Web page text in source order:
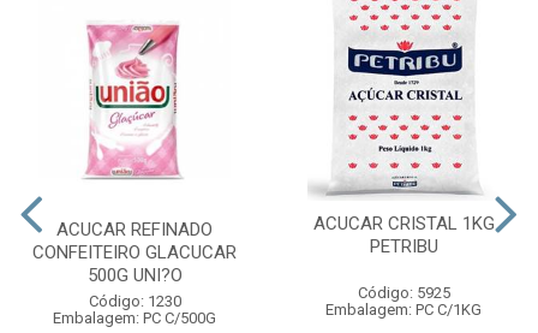
ACUCAR REFINADO
CONFEITEIRO GLACUCAR
500G UNI?O
Código: 1230
Embalagem: PC C/500G
ACUCAR CRISTAL 1KG
PETRIBU
Código: 5925
Embalagem: PC C/1KG